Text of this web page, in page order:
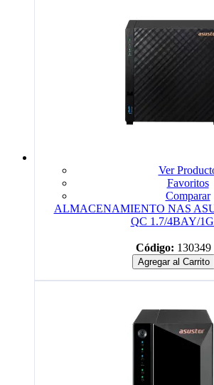
Ver
Favoritos
Comparar
ALMACENAMIENTO NAS
QC 1.7/4BAY/
Código: 130349
Agregar al Carrito